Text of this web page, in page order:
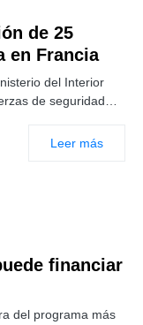
de 25
en Francia
del Interior
de seguridad…
Leer más
financiar
del programa más